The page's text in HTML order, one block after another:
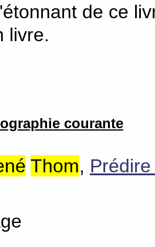
de ce
livre.
courante
Thom,